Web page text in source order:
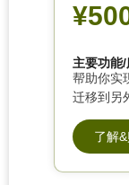
主要功能/
帮助你实
迁移到另
了解